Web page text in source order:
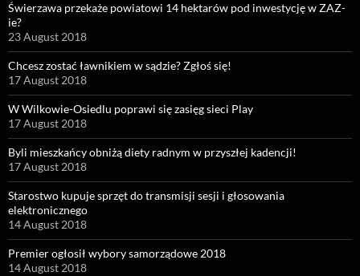
Świerzawa przekaże powiatowi 14 hektarów pod inwestycję w ZAZ-
ie?
23 August 2018
Chcesz zostać ławnikiem w sądzie? Zgłoś się!
17 August 2018
W Wilkowie-Osiedlu poprawi się zasięg sieci Play
17 August 2018
Byli mieszkańcy obniżą diety radnym w przyszłej kadencji!
17 August 2018
Starostwo kupuje sprzęt do transmisji sesji i głosowania
elektronicznego
14 August 2018
Premier ogłosił wybory samorządowe 2018
14 August 2018